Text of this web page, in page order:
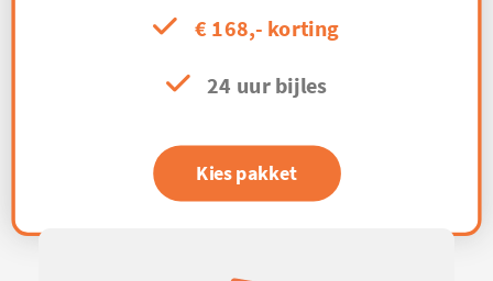
€ 168,- korting
24 uur bijles
Kies pakket